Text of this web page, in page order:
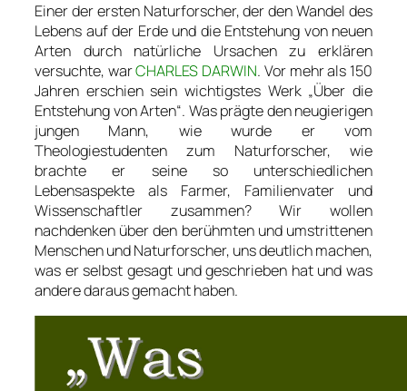
Einer der ersten Naturforscher, der den Wandel des
Lebens auf der Erde und die Entstehung von neuen
Arten durch natürliche Ursachen zu erklären
versuchte, warCHARLES DARWIN. Vor mehr als 150
Jahren erschien sein wichtigstes Werk „Über die
Entstehung von Arten“. Was prägte den neugierigen
jungen Mann, wie wurde er vom
Theologiestudenten zum Naturforscher, wie
brachte er seine so unterschiedlichen
Lebensaspekte als Farmer, Familienvater und
Wissenschaftler zusammen? Wir wollen
nachdenken über den berühmten und umstrittenen
Menschen und Naturforscher, uns deutlich machen,
was er selbst gesagt und geschrieben hat und was
andere daraus gemacht haben.